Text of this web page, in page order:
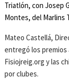
Triatlón, con Josep
Montes, del Marlins
Mateo Castellá,
entregó los premios
Fisiojreig.org y las
por clubes.